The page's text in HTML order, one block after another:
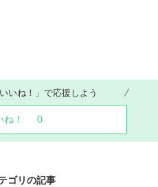
いね！」で応援しよう
ね！ 0
ゴリの記事